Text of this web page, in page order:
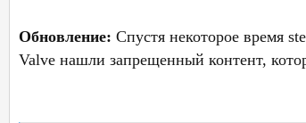
Обновление: Спустя некоторое время
Valve нашли запрещенный контент,